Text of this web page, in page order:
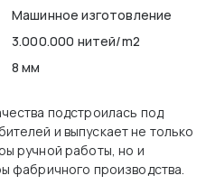
Машинное изготовление
3.000.000 нитей/m2
8 мм
подстроилась под
и выпускает не только
ручной работы, но и
фабричного производства.